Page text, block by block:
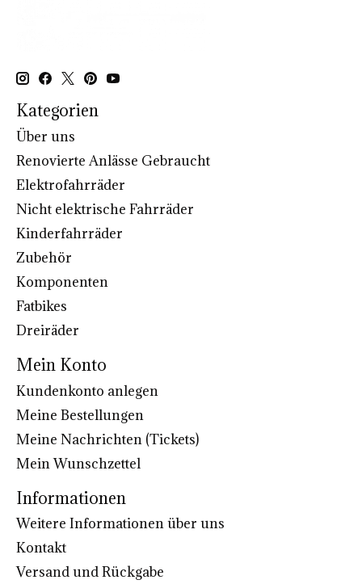
Kategorien
Über uns
Renovierte Anlässe Gebraucht
Elektrofahrräder
Nicht elektrische Fahrräder
Kinderfahrräder
Zubehör
Komponenten
Fatbikes
Dreiräder
Mein Konto
Kundenkonto anlegen
Meine Bestellungen
Meine Nachrichten (Tickets)
Mein Wunschzettel
Informationen
Weitere Informationen über uns
Kontakt
Versand und Rückgabe